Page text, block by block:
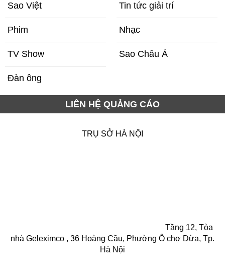
Sao Việt Tin tức giải trí
Phim Nhạc
TV Show Sao Châu Á
Đàn ông
LIÊN HỆ QUẢNG CÁO
TRỤ SỞ HÀ NỘI
Tầng 12, Tòa
nhà Geleximco , 36 Hoàng Cầu, Phường Ô chợ Dừa, Tp.
Hà Nội